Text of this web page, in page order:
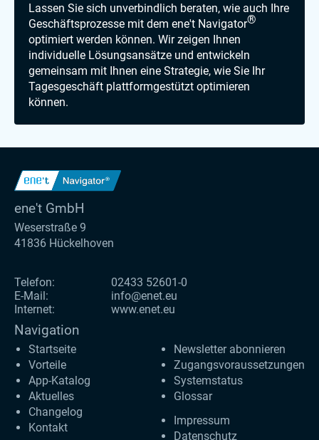
Lassen Sie sich unverbindlich beraten, wie auch Ihre
Geschäftsprozesse mit dem ene't Navigator®
optimiert werden können. Wir zeigen Ihnen
individuelle Lösungsansätze und entwickeln
gemeinsam mit Ihnen eine Strategie, wie Sie Ihr
Tagesgeschäft plattformgestützt optimieren
können.
ene't GmbH
Weserstraße 9
41836 Hückelhoven
Telefon:
02433 52601-0
E-Mail:
info@enet.eu
Internet:
www.enet.eu
Navigation
Startseite
Vorteile
App-Katalog
Aktuelles
Changelog
Kontakt
Newsletter abonnieren
Zugangs­voraus­setzungen
Systemstatus
Glossar
Impressum
Datenschutz